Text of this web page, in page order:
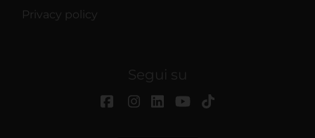
Privacy policy
Segui su